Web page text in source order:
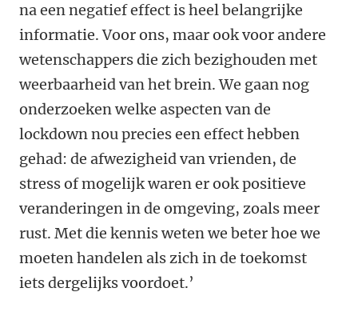
na een negatief effect is heel belangrijke
informatie. Voor ons, maar ook voor andere
wetenschappers die zich bezighouden met
weerbaarheid van het brein. We gaan nog
onderzoeken welke aspecten van de
lockdown nou precies een effect hebben
gehad: de afwezigheid van vrienden, de
stress of mogelijk waren er ook positieve
veranderingen in de omgeving, zoals meer
rust. Met die kennis weten we beter hoe we
moeten handelen als zich in de toekomst
iets dergelijks voordoet.’